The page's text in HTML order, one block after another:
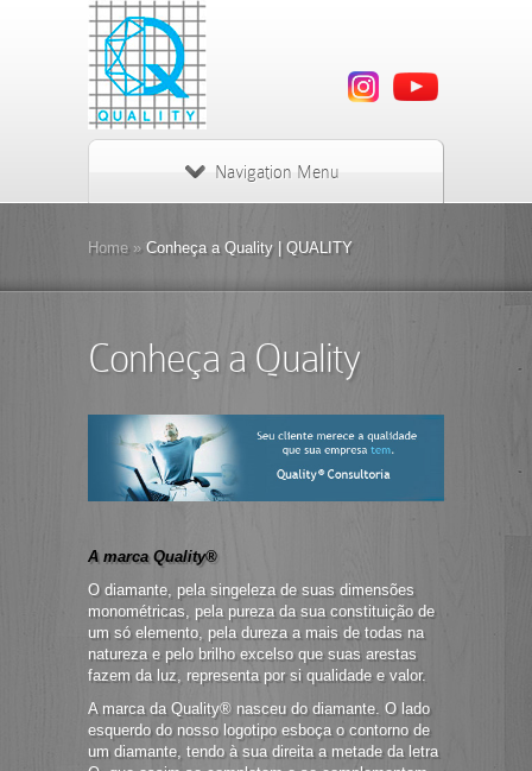
Navigation Menu
Home » Conheça a Quality | QUALITY
Conheça a Quality
A marca Quality®
O diamante, pela singeleza de suas dimensões
monométricas, pela pureza da sua constituição de
um só elemento, pela dureza a mais de todas na
natureza e pelo brilho excelso que suas arestas
fazem da luz, representa por si qualidade e valor.
A marca da Quality® nasceu do diamante. O lado
esquerdo do nosso logotipo esboça o contorno de
um diamante, tendo à sua direita a metade da letra